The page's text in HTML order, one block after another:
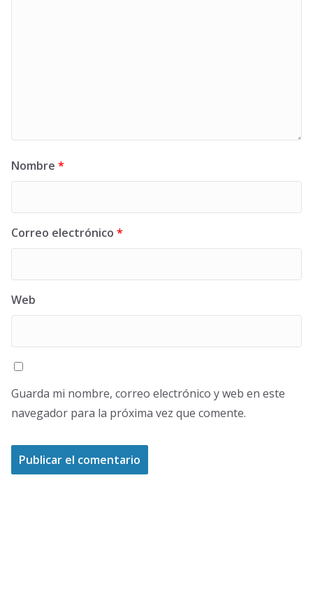
Nombre *
Correo electrónico *
Web
Guarda mi nombre, correo electrónico y web en este
navegador para la próxima vez que comente.